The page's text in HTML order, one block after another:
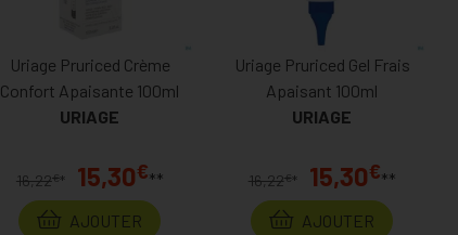
Uriage Pruriced Crème
Confort Apaisante 100ml
URIAGE
16,22€* 15,30€**
AJOUTER
Uriage Pruriced Gel Frais
Apaisant 100ml
URIAGE
16,22€ * 15,30€**
AJOUTER